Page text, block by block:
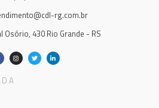
rg.com.br
Osório, 430 Rio Grande - RS